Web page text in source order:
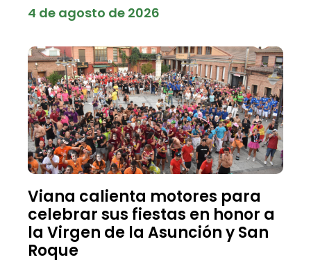
4 de agosto de 2026
Viana calienta motores para
celebrar sus fiestas en honor a
la Virgen de la Asunción y San
Roque